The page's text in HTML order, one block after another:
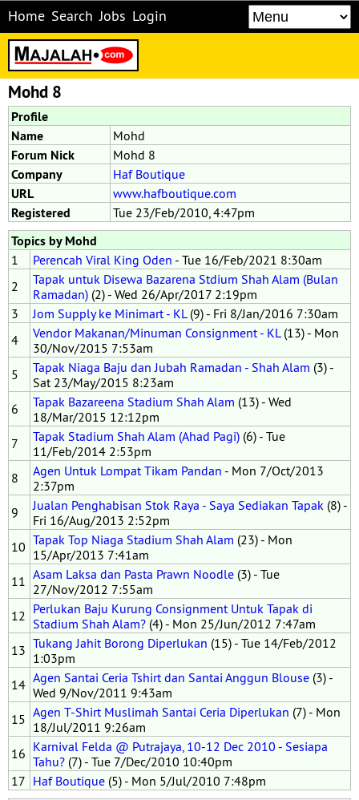
Home Search Jobs Login
Mohd 8
Profile
Name
Mohd
Forum Nick Mohd 8
Company Haf Boutique
URL www.hafboutique.com
Registered Tue 23/Feb/2010, 4:47pm
Topics by Mohd
1 Perencah Viral King Oden - Tue 16/Feb/2021 8:30am
2
Tapak untuk Disewa Bazarena Stdium Shah Alam (Bulan
Ramadan) (2) - Wed 26/Apr/2017 2:19pm
3
Jom Supply ke Minimart - KL(9) - Fri 8/Jan/2016 7:30am
4
Vendor Makanan/Minuman Consignment - KL(13) - Mon
30/Nov/2015 7:53am
5
Tapak Niaga Baju dan Jubah Ramadan - Shah Alam (3) -
Sat 23/May/2015 8:23am
6
Tapak Bazareena Stadium Shah Alam (13) - Wed
18/Mar/2015 12:12pm
7
Tapak Stadium Shah Alam (Ahad Pagi) (6) - Tue
11/Feb/2014 2:53pm
8
Agen Untuk Lompat Tikam Pandan - Mon 7/Oct/2013
2:37pm
9
Jualan Penghabisan Stok Raya - Saya Sediakan Tapak (8) -
Fri 16/Aug/2013 2:52pm
10 Tapak Top Niaga Stadium Shah Alam (23) - Mon
15/Apr/2013 7:41am
11 Asam Laksa dan Pasta Prawn Noodle (3) - Tue
27/Nov/2012 7:55am
12 Perlukan Baju Kurung Consignment Untuk Tapak di
Stadium Shah Alam? (4) - Mon 25/Jun/2012 7:47am
13 Tukang Jahit Borong Diperlukan (15) - Tue 14/Feb/2012
1:03pm
14 Agen Santai Ceria Tshirt dan Santai Anggun Blouse (3) -
Wed 9/Nov/2011 9:43am
15 Agen T-Shirt Muslimah Santai Ceria Diperlukan (7) - Mon
18/Jul/2011 9:26am
16 Karnival Felda @ Putrajaya, 10-12 Dec 2010 - Sesiapa
Tahu? (7) - Tue 7/Dec/2010 10:40pm
17 Haf Boutique (5) - Mon 5/Jul/2010 7:48pm